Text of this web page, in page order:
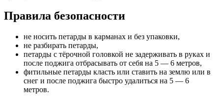
Правила безопасности
не носить петарды в карманах и без упаковки,
не разбирать петарды,
петарды с тёрочной головкой не задерживать в руках и
после поджига отбрасывать от себя на 5 — 6 метров,
фитильные петарды класть или ставить на землю или в
снег и после поджига быстро удалиться на 5 — 6
метров.